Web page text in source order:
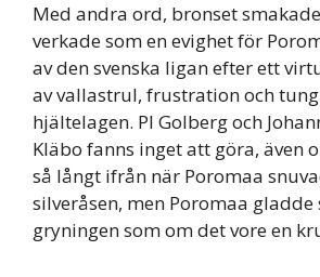
Med andra ord, bronset
verkade som en evighet för
av den svenska ligan efter ett
av vallastrul, frustration och
hjältelagen. Pl Golberg och
Kläbo fanns inget att göra, även
så långt ifrån när Poromaa
silveråsen, men Poromaa gladde
gryningen som om det vore en